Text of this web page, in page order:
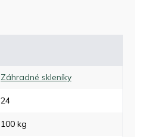
Záhradné skleníky
24
100 kg